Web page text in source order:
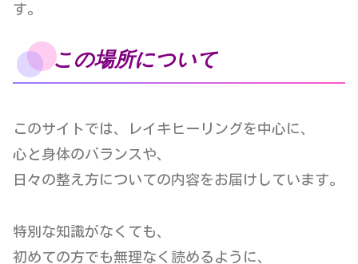
す。
この場所について
このサイトでは、レイキヒーリングを中心に、
心と身体のバランスや、
日々の整え方についての内容をお届けしています。
特別な知識がなくても、
初めての方でも無理なく読めるように、